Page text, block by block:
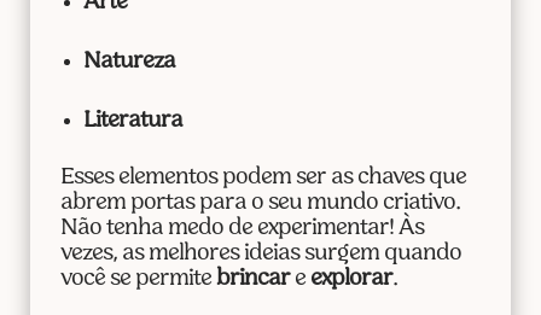
Natureza
Literatura
Esses elementos podem ser as chaves que
abrem portas para o seu mundo criativo.
Não tenha medo de experimentar! Às
vezes, as melhores ideias surgem quando
você se permite brincare explorar.